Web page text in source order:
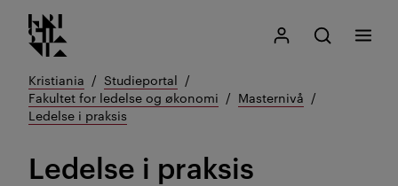
Gå
til
innhold
Kristiania logo
Mitt Kristiania
Åpne søk
Søk
Meny
Kristiania
Studieportal
Fakultet for ledelse og økonomi
Masternivå
Ledelse i praksis
Ledelse i praksis